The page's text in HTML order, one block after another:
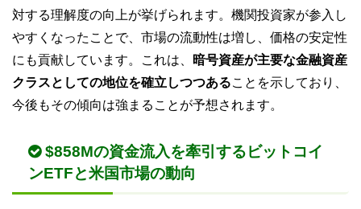
対する理解度の向上が挙げられます。機関投資家が参入し
やすくなったことで、市場の流動性は増し、価格の安定性
にも貢献しています。これは、
暗号資産が主要な金融資産
クラスとしての地位を確立しつつあることを示しており、
今後もその傾向は強まることが予想されます。
$858Mの資金流入を牽引するビットコイ
ンETFと米国市場の動向